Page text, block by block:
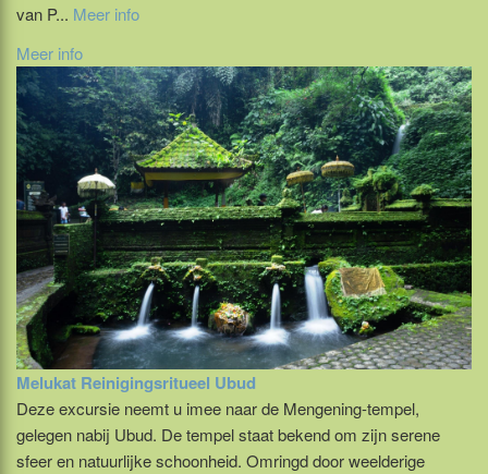
van P... Meer info
Meer info
Melukat Reinigingsritueel Ubud
Deze excursie neemt u imee naar de Mengening-tempel,
gelegen nabij Ubud. De tempel staat bekend om zijn serene
sfeer en natuurlijke schoonheid. Omringd door weelderige